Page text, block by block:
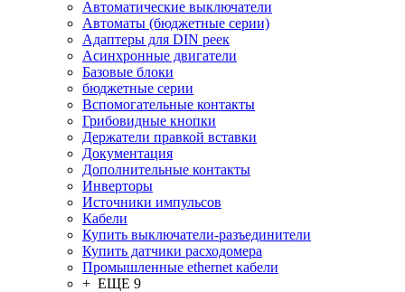
Автоматические выключатели
Автоматы (бюджетные серии)
Адаптеры для DIN реек
Асинхронные двигатели
Базовые блоки
бюджетные серии
Вспомогательные контакты
Грибовидные кнопки
Держатели правкой вставки
Документация
Дополнительные контакты
Инверторы
Источники импульсов
Кабели
Купить выключатели-разъединители
Купить датчики расходомера
Промышленные ethernet кабели
+ ЕЩЕ 9